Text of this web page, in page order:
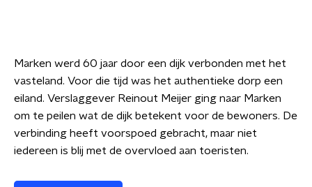
Marken werd 60 jaar door een dijk verbonden met het
vasteland. Voor die tijd was het authentieke dorp een
eiland. Verslaggever Reinout Meijer ging naar Marken
om te peilen wat de dijk betekent voor de bewoners. De
verbinding heeft voorspoed gebracht, maar niet
iedereen is blij met de overvloed aan toeristen.